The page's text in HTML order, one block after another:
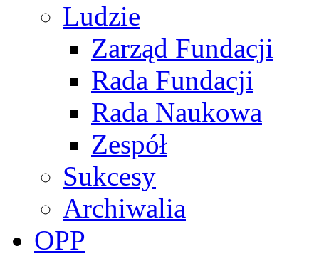
Ludzie
Zarząd Fundacji
Rada Fundacji
Rada Naukowa
Zespół
Sukcesy
Archiwalia
OPP